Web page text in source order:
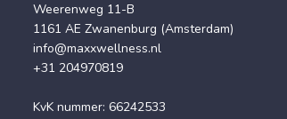
Weerenweg 11-B
1161 AE Zwanenburg (Amsterdam)
info@maxxwellness.nl
+31 204970819
KvK nummer: 66242533